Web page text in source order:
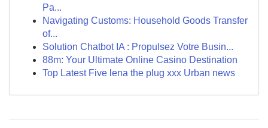
Pa...
Navigating Customs: Household Goods Transfer
of...
Solution Chatbot IA : Propulsez Votre Busin...
88m: Your Ultimate Online Casino Destination
Top Latest Five lena the plug xxx Urban news